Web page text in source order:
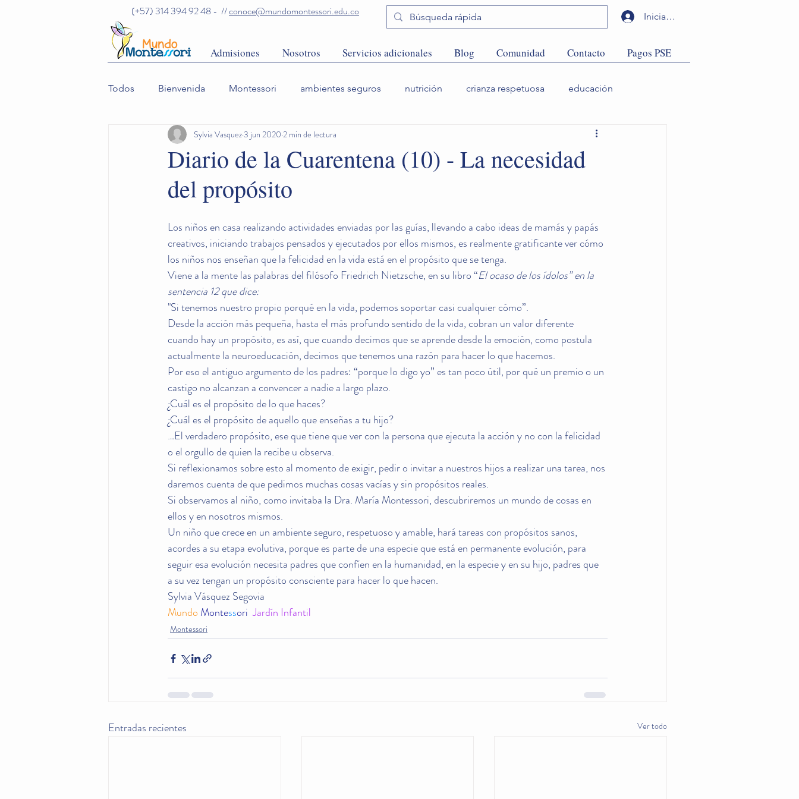
(+57) 314 394 92 48 - //conoce@mundomontessori.edu.co
Admisiones Nosotros Servicios adicionales Blog Comunidad Contacto Pagos PSE
Iniciar sesión
Todos Bienvenida Montessori ambientes seguros nutrición crianza respetuosa educación
Comunidad
Diario de la Cuarentena (10) - La necesidad
del propósito
Sylvia Vasquez3 jun 2020 2 min de lectura
Los niños en casa realizando actividades enviadas por las guías, llevando a cabo ideas de mamás y papás
creativos, iniciando trabajos pensados y ejecutados por ellos mismos, es realmente gratificante ver cómo
los niños nos enseñan que la felicidad en la vida está en el propósito que se tenga.
Viene a la mente las palabras del filósofo Friedrich Nietzsche, en su libro “El ocaso de los ídolos” en la
sentencia 12 que dice:
"Si tenemos nuestro propio porqué en la vida, podemos soportar casi cualquier cómo”.
Desde la acción más pequeña, hasta el más profundo sentido de la vida, cobran un valor diferente
cuando hay un propósito, es así, que cuando decimos que se aprende desde la emoción, como postula
actualmente la neuroeducación, decimos que tenemos una razón para hacer lo que hacemos.
Por eso el antiguo argumento de los padres: “porque lo digo yo” es tan poco útil, por qué un premio o un
castigo no alcanzan a convencer a nadie a largo plazo.
¿Cuál es el propósito de lo que haces?
¿Cuál es el propósito de aquello que enseñas a tu hijo?
…El verdadero propósito, ese que tiene que ver con la persona que ejecuta la acción y no con la felicidad
o el orgullo de quien la recibe u observa.
Si reflexionamos sobre esto al momento de exigir, pedir o invitar a nuestros hijos a realizar una tarea, nos
daremos cuenta de que pedimos muchas cosas vacías y sin propósitos reales.
Si observamos al niño, como invitaba la Dra. María Montessori, descubriremos un mundo de cosas en
ellos y en nosotros mismos.
Un niño que crece en un ambiente seguro, respetuoso y amable, hará tareas con propósitos sanos,
acordes a su etapa evolutiva, porque es parte de una especie que está en permanente evolución, para
seguir esa evolución necesita padres que confíen en la humanidad, en la especie y en su hijo, padres que
a su vez tengan un propósito consciente para hacer lo que hacen.
Sylvia Vásquez Segovia
Mundo Montessori Jardín Infantil
Montessori
Entradas recientes Ver todo